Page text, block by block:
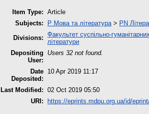
Item Type: Article
Subjects:
P Мова та література> PN
Divisions: Факультет суспільно-
літератури
Depositing
User:
Users 32 not found.
Date
Deposited:
10 Apr 2019 11:17
Last Modified: 02 Oct 2019 05:50
URI:
https://eprints.mdpu.org.ua/id/